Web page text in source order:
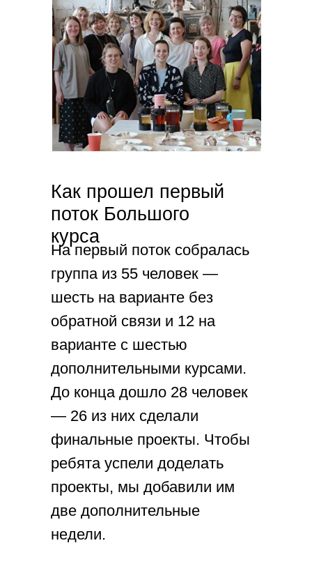
Как прошел первый
поток Большого
курса
На первый поток собралась
группа из 55 человек —
шесть на варианте без
обратной связи и 12 на
варианте с шестью
дополнительными курсами.
До конца дошло 28 человек
— 26 из них сделали
финальные проекты. Чтобы
ребята успели доделать
проекты, мы добавили им
две дополнительные
недели.